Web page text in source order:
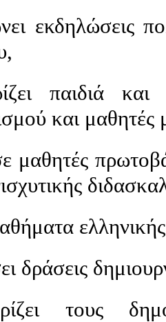
εκδηλώσεις
παιδιά
και μαθητές
μαθητές
δράσεις
τους